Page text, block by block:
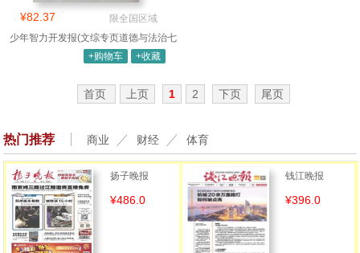
¥82.37
限全国区域
少年智力开发报(文综专页道德与法治七
年级
+购物车 +收藏
首页 上页 1 2 下页 尾页
热门推荐 商业 财经 体育
扬子晚报
¥486.0
钱江晚报
¥396.0